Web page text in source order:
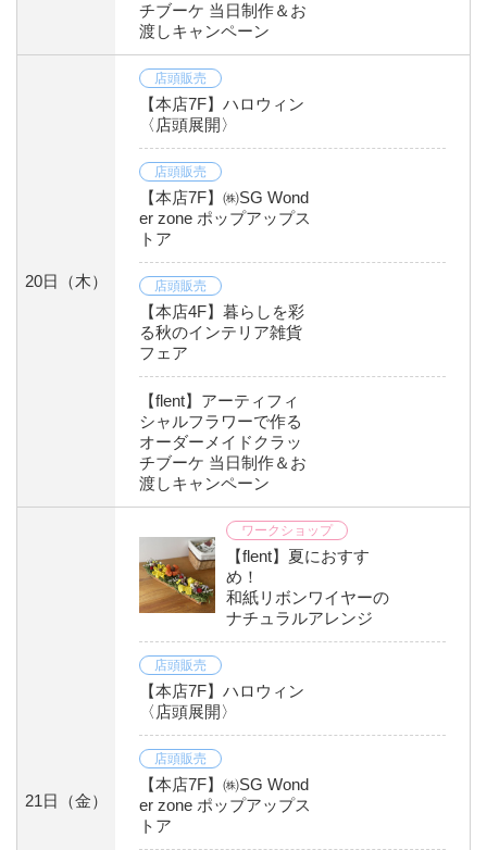
チブーケ 当日制作＆お
渡しキャンペーン
20日 （木）
店頭販売
【本店7F】ハロウィン
〈店頭展開〉
店頭販売
【本店7F】㈱SG Wond
er zone ポップアップス
トア
店頭販売
【本店4F】暮らしを彩
る秋のインテリア雑貨
フェア
【flent】アーティフィ
シャルフラワーで作る
オーダーメイドクラッ
チブーケ 当日制作＆お
渡しキャンペーン
21日 （金）
ワークショップ
【flent】夏におすす
め！
和紙リボンワイヤーの
ナチュラルアレンジ
店頭販売
【本店7F】ハロウィン
〈店頭展開〉
店頭販売
【本店7F】㈱SG Wond
er zone ポップアップス
トア